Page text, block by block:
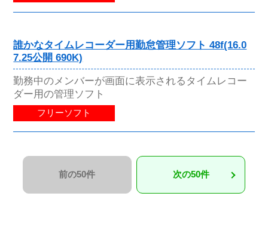
誰かなタイムレコーダー用勤怠管理ソフト 48f(16.0
7.25公開 690K)
勤務中のメンバーが画面に表示されるタイムレコー
ダー用の管理ソフト
フリーソフト
前の50件 次の50件